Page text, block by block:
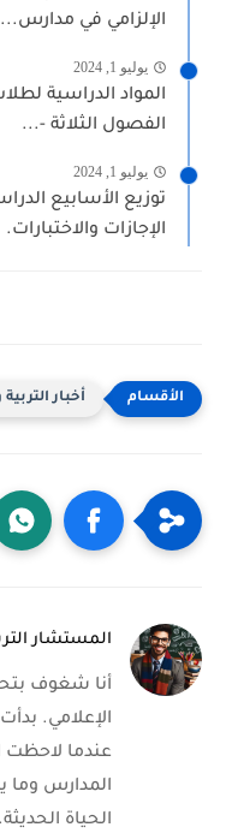
الإلزامي في مدارس...
يوليو 1, 2024
المواد الدراسية
الفصول الثلاثة -...
يوليو 1, 2024
توزيع الأسابيع
الإجازات والاختبارات.
أخبار
المستشار
أنا شغوف
الإعلامي.
عندما لاحظت
المدارس وما
الحياة